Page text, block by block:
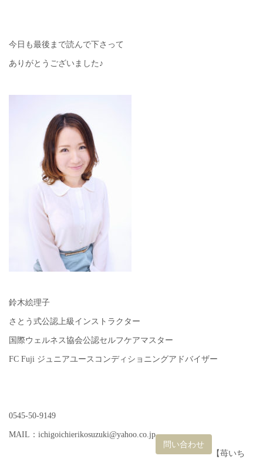
今日も最後まで読んで下さって
ありがとうございました♪
鈴木絵理子
さとう式公認上級インストラクター
国際ウェルネス協会公認セルフケアマスター
FC Fuji ジュニアユースコンディショニングアドバイザー
0545-50-9149
MAIL：ichigoichierikosuzuki@yahoo.co.jp
問い合わせ
【苺いち